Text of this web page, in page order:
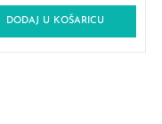
DODAJ U KOŠARICU